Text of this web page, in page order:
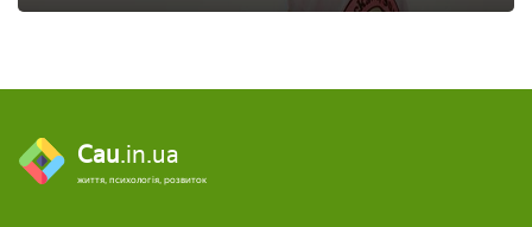
Cau.in.ua
життя, психологія, розвиток